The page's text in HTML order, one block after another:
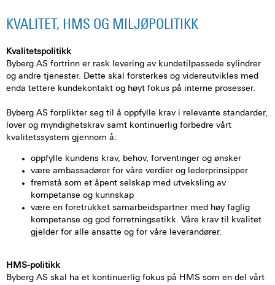
KVALITET, HMS OG MILJØPOLITIKK
Kvalitetspolitikk
Byberg AS fortrinn er rask levering av kundetilpassede sylindrer
og andre tjenester. Dette skal forsterkes og videreutvikles med
enda tettere kundekontakt og høyt fokus på interne prosesser.
Byberg AS forplikter seg til å oppfylle krav i relevante standarder,
lover og myndighetskrav samt kontinuerlig forbedre vårt
kvalitetssystem gjennom å:
oppfylle kundens krav, behov, forventinger og ønsker
være ambassadører for våre verdier og lederprinsipper
fremstå som et åpent selskap med utveksling av
kompetanse og kunnskap
være en foretrukket samarbeidspartner med høy faglig
kompetanse og god forretningsetikk. Våre krav til kvalitet
gjelder for alle ansatte og for våre leverandører.
HMS-politikk
Byberg AS skal ha et kontinuerlig fokus på HMS som en del vårt